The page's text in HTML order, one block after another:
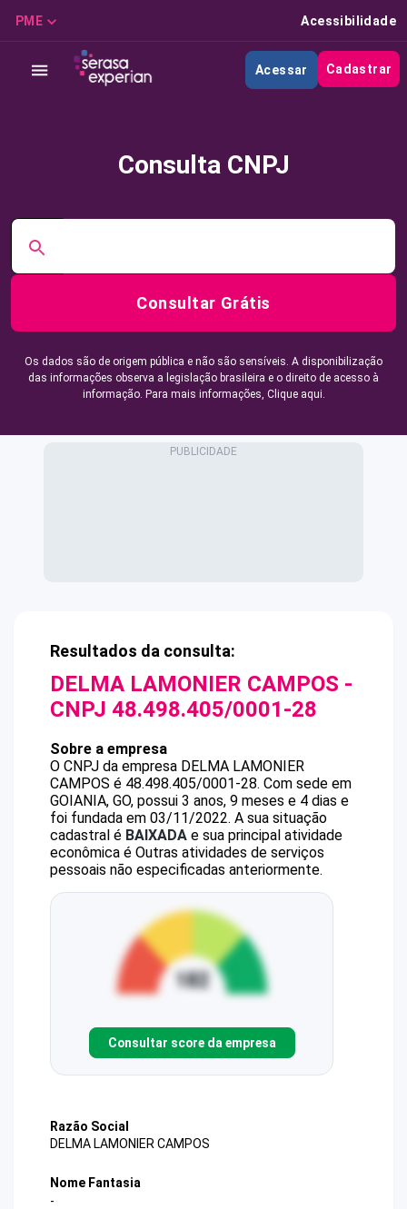
PME Acessibilidade
Acessar Cadastrar
Consulta CNPJ
Consultar Grátis
Os dados são de origem pública e não são sensíveis. A disponibilização
das informações observa a legislação brasileira e o direito de acesso à
informação. Para mais informações, Clique aqui.
Resultados da consulta:
DELMA LAMONIER CAMPOS -
CNPJ 48.498.405/0001-28
Sobre a empresa
O CNPJ da empresa DELMA LAMONIER
CAMPOS é 48.498.405/0001-28. Com sede em
GOIANIA, GO, possui 3 anos, 9 meses e 4 dias e
foi fundada em 03/11/2022. A sua situação
cadastral é BAIXADA e sua principal atividade
econômica é Outras atividades de serviços
pessoais não especificadas anteriormente.
Consultar score da empresa
Razão Social
DELMA LAMONIER CAMPOS
Nome Fantasia
-